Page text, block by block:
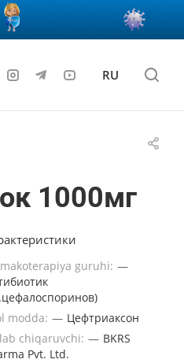
RU
1000мг
guruhi: —
modda: — Цефтриаксон
chiqaruvchi: — BKRS
Pvt. Ltd.